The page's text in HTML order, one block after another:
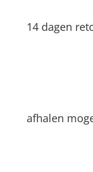
14 dagen
afhalen